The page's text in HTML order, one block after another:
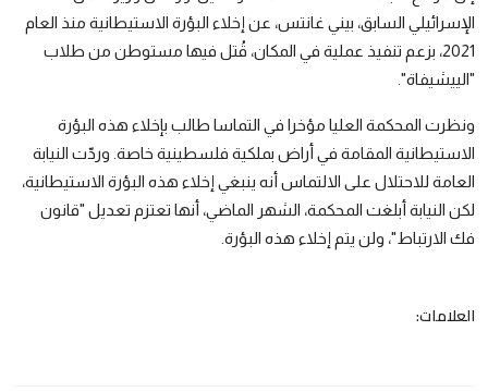
الإسرائيلي السابق، بيني غانتس، عن إخلاء البؤرة الاستيطانية منذ العام
2021، بزعم تنفيذ عملية في المكان، قُتل فيها مستوطن من طلاب
"الييشيفاة".
ونظرت المحكمة العليا مؤخرا في التماسا طالب بإخلاء هذه البؤرة
الاستيطانية المقامة في أراض بملكية فلسطينية خاصة. وردّت النيابة
العامة للاحتلال على الالتماس أنه ينبغي إخلاء هذه البؤرة الاستيطانية،
لكن النيابة أبلغت المحكمة، الشهر الماضي، أنها تعتزم تعديل "قانون
فك الارتباط"، ولن يتم إخلاء هذه البؤرة.
العلامات: